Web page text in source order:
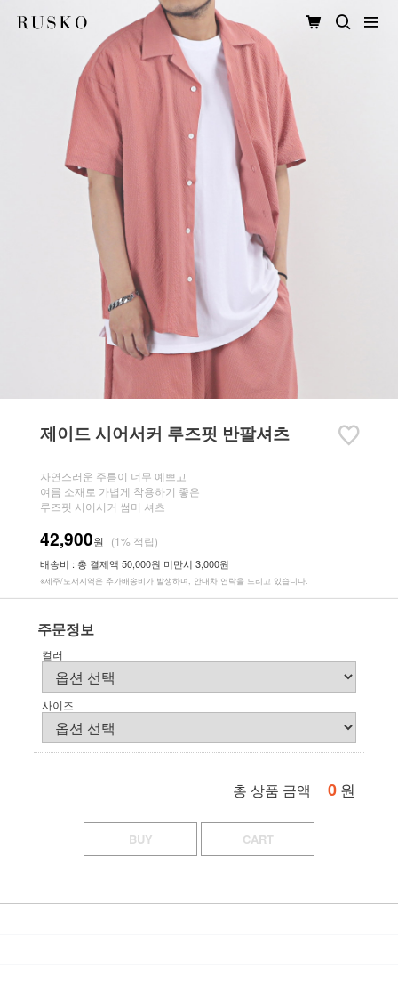
제이드 시어서커 루즈핏 반팔셔츠
자연스러운 주름이 너무 예쁘고
여름 소재로 가볍게 착용하기 좋은
루즈핏 시어서커 썸머 셔츠
42,900원 (1% 적립)
배송비 : 총 결제액 50,000원 미만시 3,000원
※제주/도서지역은 추가배송비가 발생하며, 안내차 연락을 드리고 있습니다.
주문정보
컬러
사이즈
총 상품 금액 0 원
BUY CART